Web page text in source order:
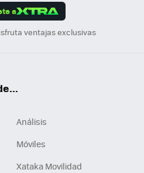
a
ventajas exclusivas
Análisis
Móviles
Xataka Movilidad